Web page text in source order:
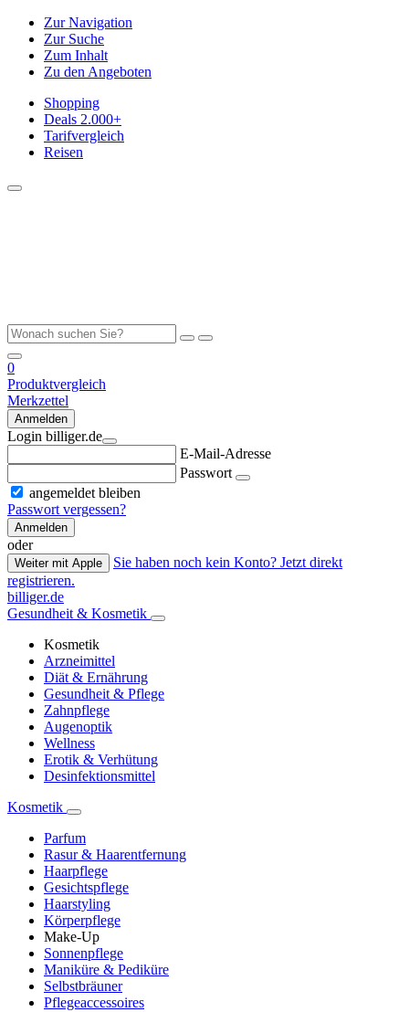
Zur Navigation
Zur Suche
Zum Inhalt
Zu den Angeboten
Shopping
Deals 2.000+
Tarifvergleich
Reisen
0
Produktvergleich
Merkzettel
Anmelden
Login billiger.de
E-Mail-Adresse
Passwort
angemeldet bleiben
Passwort vergessen?
Anmelden
oder
Weiter mit Apple
Sie haben noch kein Konto? Jetzt direkt
registrieren.
billiger.de
Gesundheit & Kosmetik
Kosmetik
Arzneimittel
Diät & Ernährung
Gesundheit & Pflege
Zahnpflege
Augenoptik
Wellness
Erotik & Verhütung
Desinfektionsmittel
Kosmetik
Parfum
Rasur & Haarentfernung
Haarpflege
Gesichtspflege
Haarstyling
Körperpflege
Make-Up
Sonnenpflege
Maniküre & Pediküre
Selbstbräuner
Pflegeaccessoires